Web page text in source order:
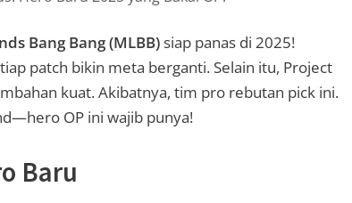
Bang Bang (MLBB) siap panas di 2025!
patch bikin meta berganti. Selain itu, Project
kuat. Akibatnya, tim pro rebutan pick ini.
OP ini wajib punya!
Baru